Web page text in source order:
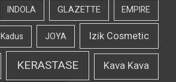
EMPIRE
GLAZETTE
INDOLA
Izik Cosmetic
JOYA
Kadus
Kava Kava
KERASTASE